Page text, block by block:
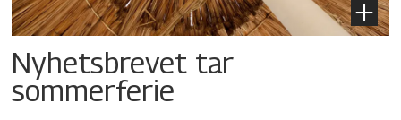
Nyhetsbrevet tar
sommerferie